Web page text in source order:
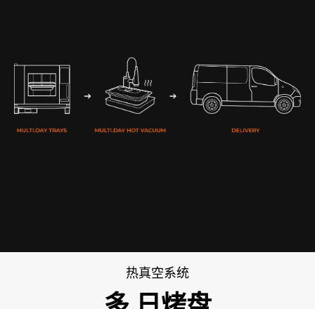
热真空系统